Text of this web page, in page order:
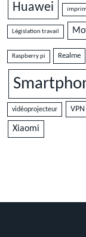
Huawei
Législation travail
Raspberry pi Realme
vidéoprojecteur VPN
Xiaomi